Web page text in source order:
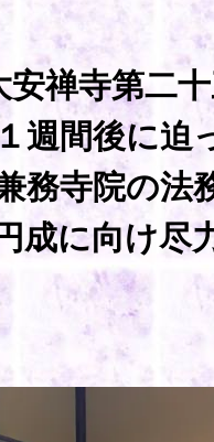
安禅寺第二
週間後に迫
務寺院の法
成に向け尽